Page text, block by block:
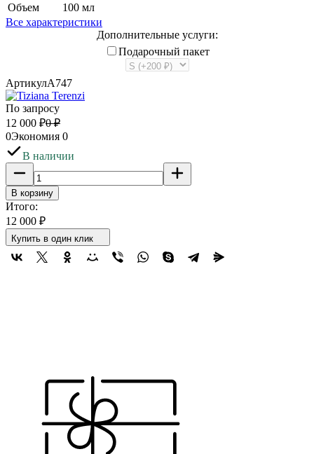
Объем
100 мл
Все характеристики
Дополнительные услуги:
Подарочный пакет
АртикулA747
По запросу
12 000 ₽0 ₽
0Экономия 0
В наличии
В корзину
Итого:
12 000 ₽
Купить в один клик